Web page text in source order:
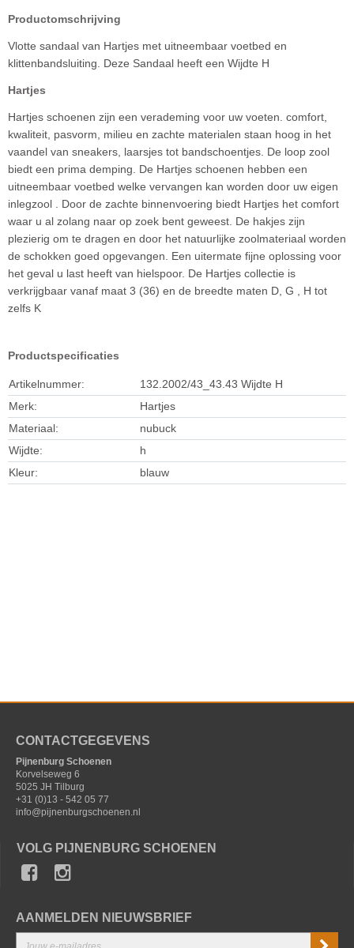
Productomschrijving
Vlotte sandaal van Hartjes met uitneembaar voetbed en
klittenbandsluiting. Deze Sandaal heeft een Wijdte H
Hartjes
Hartjes schoenen zijn een verademing voor uw voeten. comfort,
kwaliteit, pasvorm, milieu en zachte materialen staan hoog in het
vaandel van sneakers, laarsjes tot bandschoentjes. De loop zool
biedt een prima demping. De Hartjes schoenen hebben een
uitneembaar voetbed welke vervangen kan worden door uw eigen
inlegzool . Door de zachte binnenvoering biedt Hartjes het comfort
waar u al zolang naar op zoek bent geweest. De hakjes zijn
plezierig om te dragen en door het natuurlijke zoolmateriaal worden
de schokken goed opgevangen. Een uitermate fijne oplossing voor
het geval u last heeft van hielspoor. De Hartjes collectie is
verkrijgbaar vanaf maat 3 (36) en de breedte maten D, G , H tot
zelfs K
Productspecificaties
Artikelnummer:
132.2002/43_43.43 Wijdte H
Merk:
Hartjes
Materiaal:
nubuck
Wijdte:
h
Kleur:
blauw
CONTACTGEGEVENS
Pijnenburg Schoenen
Korvelseweg 6
5025 JH Tilburg
+31 (0)13 - 542 05 77
info@pijnenburgschoenen.nl
VOLG PIJNENBURG SCHOENEN
AANMELDEN NIEUWSBRIEF